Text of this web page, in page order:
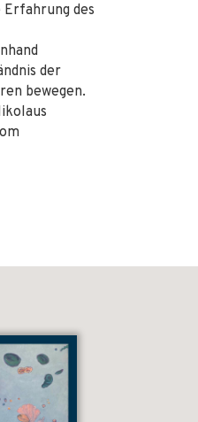
Erfahrung des
der
bewegen.